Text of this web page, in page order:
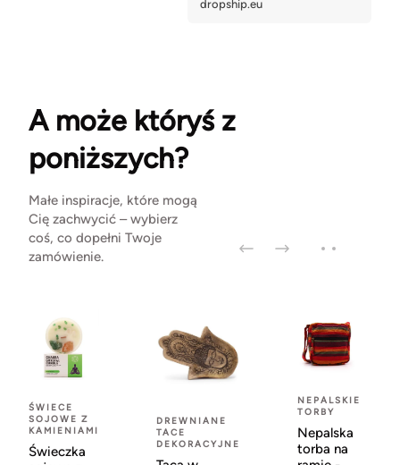
A może któryś z
poniższych?
Małe inspiracje, które mogą
Cię zachwycić – wybierz
coś, co dopełni Twoje
zamówienie.
ŚWIECE
SOJOWE Z
KAMIENIAMI
Świeczka
DREWNIANE
TACE
DEKORACYJNE
NEPALSKIE
TORBY
Nepalska
torba na